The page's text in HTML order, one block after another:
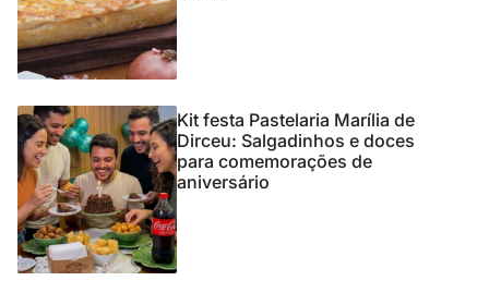
Kit festa Pastelaria Marília de
Dirceu: Salgadinhos e doces
para comemorações de
aniversário